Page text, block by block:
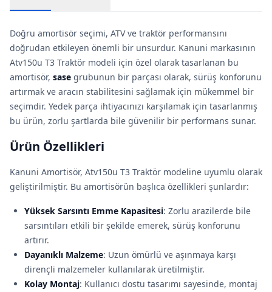
Doğru amortisör seçimi, ATV ve traktör performansını
doğrudan etkileyen önemli bir unsurdur. Kanuni markasının
Atv150u T3 Traktör modeli için özel olarak tasarlanan bu
amortisör, sase grubunun bir parçası olarak, sürüş konforunu
artırmak ve aracın stabilitesini sağlamak için mükemmel bir
seçimdir. Yedek parça ihtiyacınızı karşılamak için tasarlanmış
bu ürün, zorlu şartlarda bile güvenilir bir performans sunar.
Ürün Özellikleri
Kanuni Amortisör, Atv150u T3 Traktör modeline uyumlu olarak
geliştirilmiştir. Bu amortisörün başlıca özellikleri şunlardır:
Yüksek Sarsıntı Emme Kapasitesi: Zorlu arazilerde bile
sarsıntıları etkili bir şekilde emerek, sürüş konforunu
artırır.
Dayanıklı Malzeme: Uzun ömürlü ve aşınmaya karşı
dirençli malzemeler kullanılarak üretilmiştir.
Kolay Montaj: Kullanıcı dostu tasarımı sayesinde, montaj